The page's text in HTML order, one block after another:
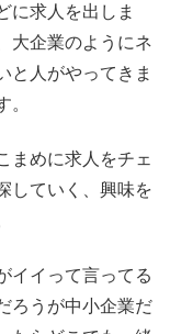
に求人を出しま
大企業のようにネ
と人がやってきま
。
まめに求人をチェ
していく、興味を
イイって言ってる
ろうが中小企業だ